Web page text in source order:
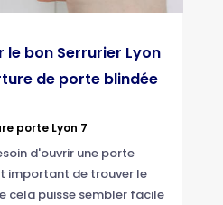
bon Serrurier Lyon
de porte blindée
porte Lyon 7
d'ouvrir une porte
important de trouver le
cela puisse sembler facile